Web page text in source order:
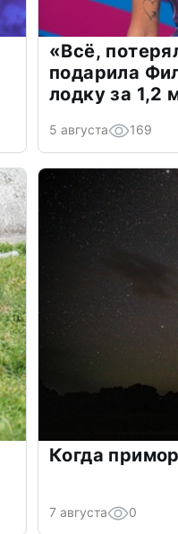
«Всё,
подарила
лодку за 1,2
5 августа 169
Когда
7 августа 0